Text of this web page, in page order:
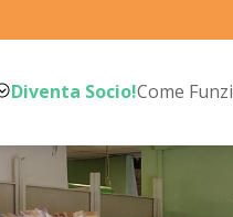
Diventa Socio!Come